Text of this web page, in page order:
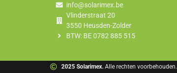
info@solarimex.be
Vlinderstraat 20
3550 Heusden-Zolder
BTW: BE 0782 885 515
2025 Solarimex.Alle rechten voorbehouden.